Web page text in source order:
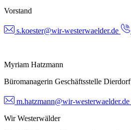
Vorstand
s.koester@wir-westerwaelder.de
Myriam Hatzmann
Büromanagerin Geschäftsstelle Dierdorf
m.hatzmann@wir-westerwaelder.de
Wir Westerwälder